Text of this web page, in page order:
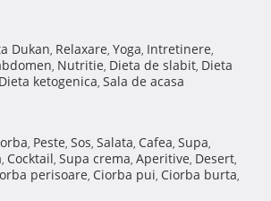
Dukan, Relaxare, Yoga, Intretinere,
, Nutritie, Dieta de slabit, Dieta
Dieta ketogenica, Sala de acasa
, Peste, Sos, Salata, Cafea, Supa,
, Cocktail, Supa crema, Aperitive, Desert,
perisoare, Ciorba pui, Ciorba burta,